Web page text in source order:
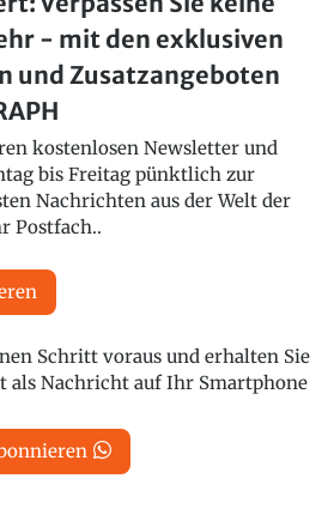
- mit den exklusiven
und Zusatzangeboten
kostenlosen Newsletter und
bis Freitag pünktlich zur
Nachrichten aus der Welt der
Postfach..
Schritt voraus und erhalten Sie
als Nachricht auf Ihr Smartphone